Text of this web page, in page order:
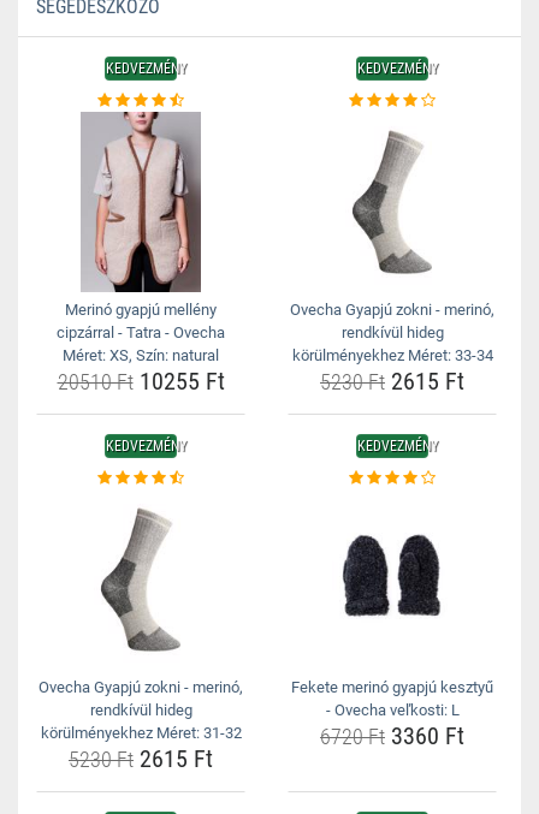
SEGÉDESZKÖZÖ
KEDVEZMÉNY
Merinó gyapjú mellény
cipzárral - Tatra - Ovecha
Méret: XS, Szín: natural
20510 Ft10255 Ft
KEDVEZMÉNY
Ovecha Gyapjú zokni - merinó,
rendkívül hideg
körülményekhez Méret: 33-34
5230 Ft 2615 Ft
KEDVEZMÉNY
Ovecha Gyapjú zokni - merinó,
rendkívül hideg
körülményekhez Méret: 31-32
5230 Ft 2615 Ft
KEDVEZMÉNY
Fekete merinó gyapjú kesztyű
- Ovecha veľkosti: L
6720 Ft 3360 Ft